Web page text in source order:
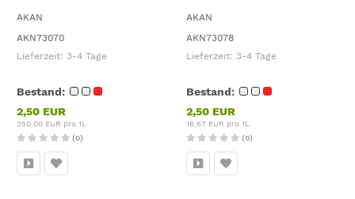
AKAN
AKN73070
Lieferzeit: 3-4 Tage
Bestand:
2,50 EUR
250,00 EUR pro 1L
(0)
AKAN
AKN73078
Lieferzeit: 3-4 Tage
Bestand:
2,50 EUR
16,67 EUR pro 1L
(0)